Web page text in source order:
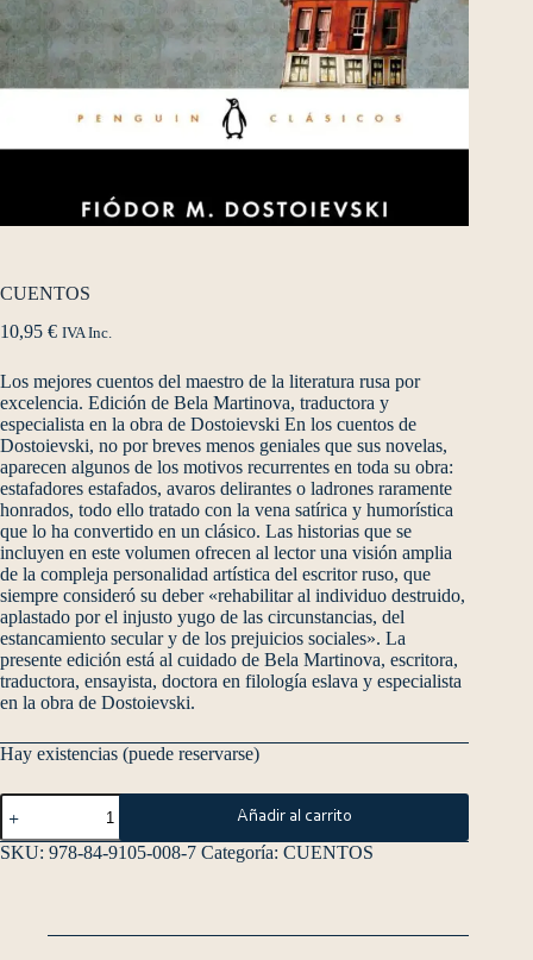
CUENTOS
10,95 € IVA Inc.
Los mejores cuentos del maestro de la literatura rusa por
excelencia. Edición de Bela Martinova, traductora y
especialista en la obra de Dostoievski En los cuentos de
Dostoievski, no por breves menos geniales que sus novelas,
aparecen algunos de los motivos recurrentes en toda su obra:
estafadores estafados, avaros delirantes o ladrones raramente
honrados, todo ello tratado con la vena satírica y humorística
que lo ha convertido en un clásico. Las historias que se
incluyen en este volumen ofrecen al lector una visión amplia
de la compleja personalidad artística del escritor ruso, que
siempre consideró su deber «rehabilitar al individuo destruido,
aplastado por el injusto yugo de las circunstancias, del
estancamiento secular y de los prejuicios sociales». La
presente edición está al cuidado de Bela Martinova, escritora,
traductora, ensayista, doctora en filología eslava y especialista
en la obra de Dostoievski.
Hay existencias (puede reservarse)
Añadir al carrito
SKU: 978-84-9105-008-7 Categoría: CUENTOS